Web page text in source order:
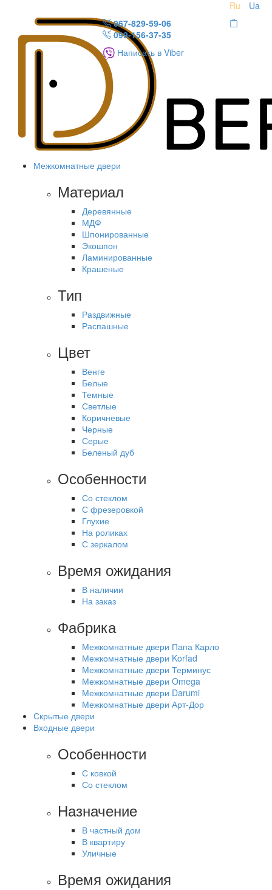
Ru
Ua
067-829-59-06
099-156-37-35
Написать в Viber
Межкомнатные двери
Материал
Деревянные
МДФ
Шпонированные
Экошпон
Ламинированные
Крашеные
Тип
Раздвижные
Распашные
Цвет
Венге
Белые
Темные
Светлые
Коричневые
Черные
Серые
Беленый дуб
Особенности
Со стеклом
С фрезеровкой
Глухие
На роликах
С зеркалом
Время ожидания
В наличии
На заказ
Фабрика
Межкомнатные двери Папа Карло
Межкомнатные двери Korfad
Межкомнатные двери Терминус
Межкомнатные двери Omega
Межкомнатные двери Darumi
Межкомнатные двери Арт-Дор
Скрытые двери
Входные двери
Особенности
С ковкой
Со стеклом
Назначение
В частный дом
В квартиру
Уличные
Время ожидания